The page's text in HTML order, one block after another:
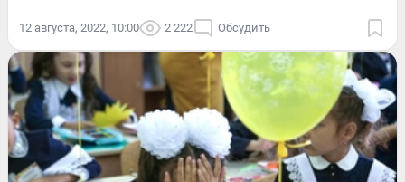
12 августа, 2022, 10:00 2 222 Обсудить